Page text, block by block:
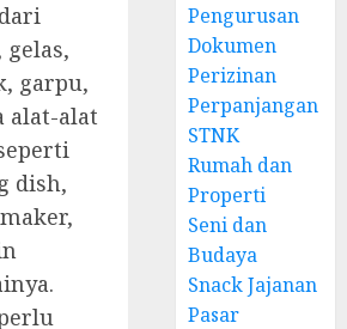
garpu,
alat-alat
dish,
Pengurusan
Dokumen
Perizinan
Perpanjangan
STNK
Rumah dan
Properti
Seni dan
Budaya
Snack Jajanan
Pasar